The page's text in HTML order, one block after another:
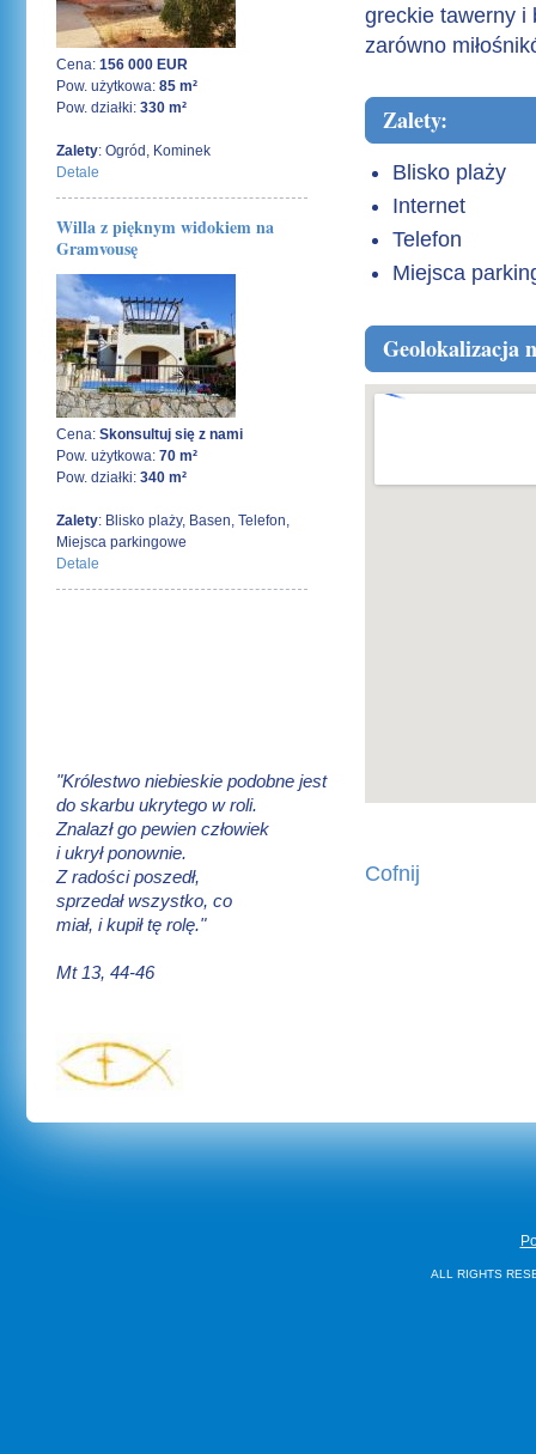
Cena: 156 000 EUR
Pow. użytkowa: 85 m²
Pow. działki: 330 m²
Zalety: Ogród, Kominek
Detale
Willa z pięknym widokiem na
Gramvousę
Cena: Skonsultuj się z nami
Pow. użytkowa: 70 m²
Pow. działki: 340 m²
Zalety: Blisko plaży, Basen, Telefon,
Miejsca parkingowe
Detale
"Królestwo niebieskie podobne jest
do skarbu ukrytego w roli.
Znalazł go pewien człowiek
i ukrył ponownie.
Z radości poszedł,
sprzedał wszystko, co
miał, i kupił tę rolę."
Mt 13, 44-46
greckie tawerny i
zarówno
Zalety:
Blisko plaży
Internet
Telefon
Miejsca
Geolokalizacja
Cofnij
ALL RIGHTS